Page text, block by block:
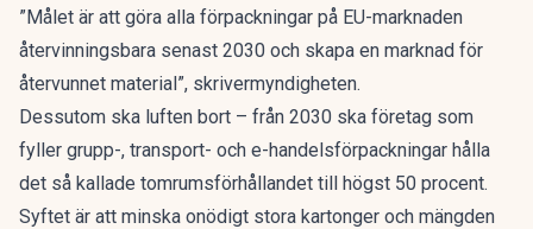
”Målet är att göra alla förpackningar på EU-marknaden
återvinningsbara senast 2030 och skapa en marknad för
återvunnet material”, skrivermyndigheten.
Dessutom ska luften bort – från 2030 ska företag som
fyller grupp-, transport- och e-handelsförpackningar hålla
det så kallade tomrumsförhållandet till högst 50 procent.
Syftet är att minska onödigt stora kartonger och mängden